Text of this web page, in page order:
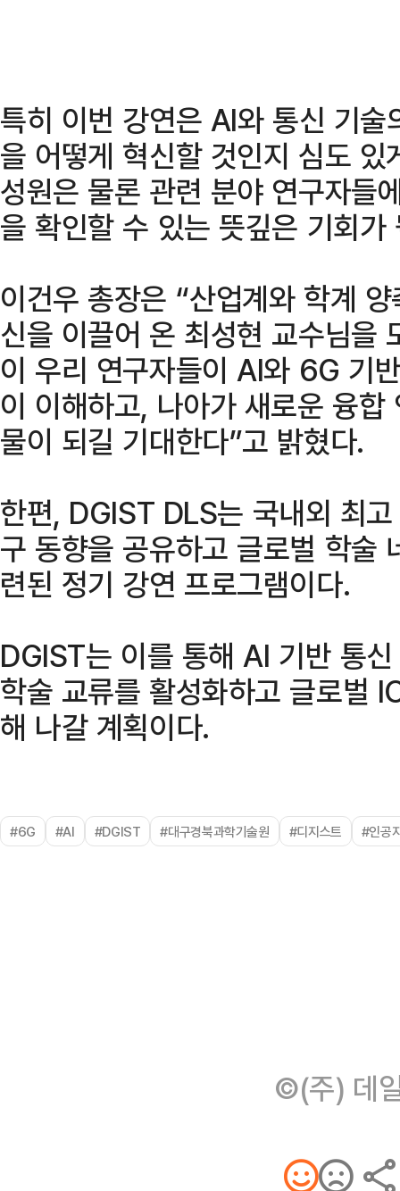
특히 이번 강연은 AI와 통신 기
을 어떻게 혁신할 것인지 심도
성원은 물론 관련 분야 연구자들
을 확인할 수 있는 뜻깊은 기회가
이건우 총장은 “산업계와 학계
신을 이끌어 온 최성현 교수님을
이 우리 연구자들이 AI와 6G 기
이 이해하고, 나아가 새로운 융
물이 되길 기대한다”고 밝혔다.
한편, DGIST DLS는 국내외 최
구 동향을 공유하고 글로벌 학술
련된 정기 강연 프로그램이다.
DGIST는 이를 통해 AI 기반 통
학술 교류를 활성화하고 글로벌
해 나갈 계획이다.
#6G #AI #DGIST #대구경북과학기술원 #디지스트 #인공
©(주) 데